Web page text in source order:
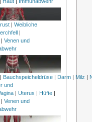
| Weibliche
|
| Venen und
| Bauchspeicheldrüse | Darm | Milz |
und
| Uterus | Hüfte|
| Venen und